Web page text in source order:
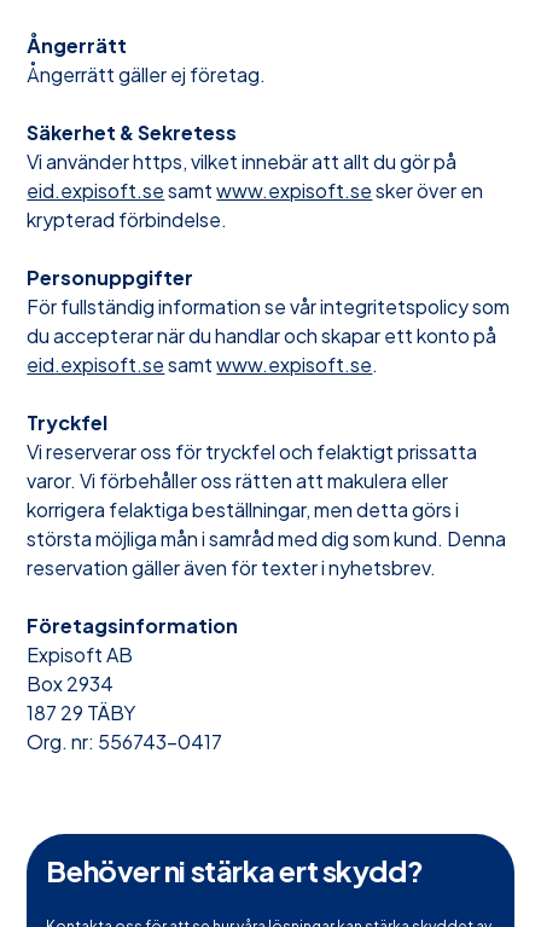
Ångerrätt
Ångerrätt gäller ej företag.
Säkerhet & Sekretess
Vi använder https, vilket innebär att allt du gör på
eid.expisoft.sesamtwww.expisoft.sesker över en
krypterad förbindelse.
Personuppgifter
För fullständig information se vår integritetspolicy som
du accepterar när du handlar och skapar ett konto på
eid.expisoft.sesamtwww.expisoft.se.
Tryckfel
Vi reserverar oss för tryckfel och felaktigt prissatta
varor. Vi förbehåller oss rätten att makulera eller
korrigera felaktiga beställningar, men detta görs i
största möjliga mån i samråd med dig som kund. Denna
reservation gäller även för texter i nyhetsbrev.
Företagsinformation
Expisoft AB
Box 2934
187 29 TÄBY
Org. nr: 556743-0417
Behöver ni stärka ert skydd?